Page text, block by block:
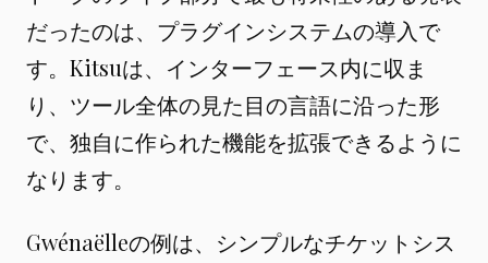
だったのは、プラグインシステムの導入で
す。Kitsuは、インターフェース内に収ま
り、ツール全体の見た目の言語に沿った形
で、独自に作られた機能を拡張できるように
なります。
Gwénaëlleの例は、シンプルなチケットシス